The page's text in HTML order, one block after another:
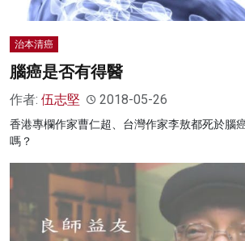
治本清癌
腦癌是否有得醫
作者: 伍志堅 2018-05-26
香港專欄作家曹仁超、台灣作家李敖都死於腦
嗎？